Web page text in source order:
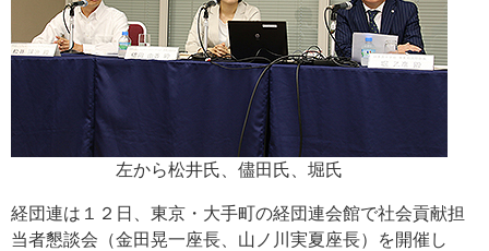
左から松井氏、儘田氏、堀氏
経団連は１２日、東京・大手町の経団連会館で社会貢献担
当者懇談会（金田晃一座長、山ノ川実夏座長）を開催し